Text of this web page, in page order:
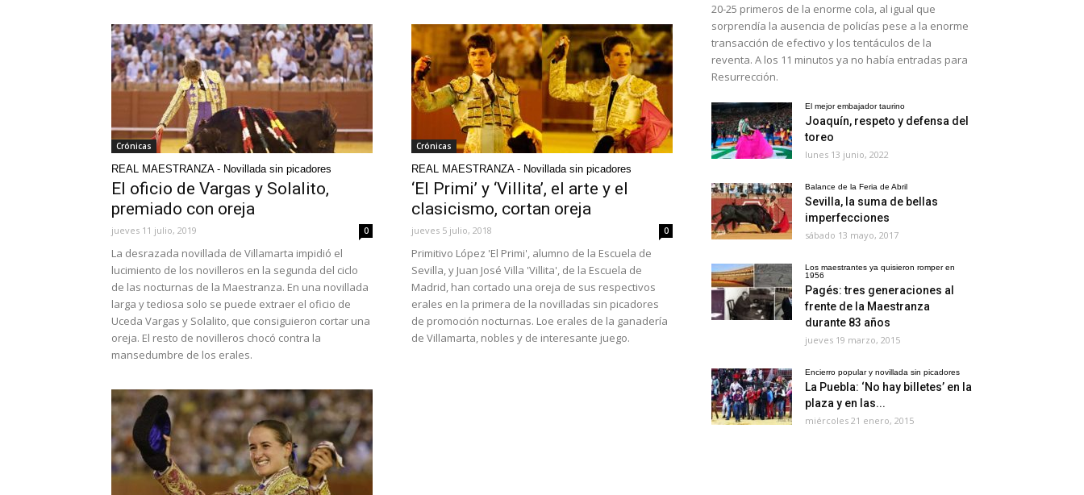
Crónicas
REAL MAESTRANZA - Novillada sin picadores
El oficio de Vargas y Solalito,
premiado con oreja
jueves 11 julio, 2019 0
La desrazada novillada de Villamarta impidió el
lucimiento de los novilleros en la segunda del ciclo
de las nocturnas de la Maestranza. En una novillada
larga y tediosa solo se puede extraer el oficio de
Uceda Vargas y Solalito, que consiguieron cortar una
oreja. El resto de novilleros chocó contra la
mansedumbre de los erales.
Crónicas
REAL MAESTRANZA - Novillada sin picadores
‘El Primi’ y ‘Villita’, el arte y el
clasicismo, cortan oreja
jueves 5 julio, 2018 0
Primitivo López 'El Primi', alumno de la Escuela de
Sevilla, y Juan José Villa 'Villita', de la Escuela de
Madrid, han cortado una oreja de sus respectivos
erales en la primera de la novilladas sin picadores
de promoción nocturnas. Loe erales de la ganadería
de Villamarta, nobles y de interesante juego.
20-25 primeros de la enorme cola, al igual que
sorprendía la ausencia de policías pese a la enorme
transacción de efectivo y los tentáculos de la
reventa. A los 11 minutos ya no había entradas para
Resurrección.
El mejor embajador taurino
Joaquín, respeto y defensa del
toreo
lunes 13 junio, 2022
Balance de la Feria de Abril
Sevilla, la suma de bellas
imperfecciones
sábado 13 mayo, 2017
Los maestrantes ya quisieron romper en
1956
Pagés: tres generaciones al
frente de la Maestranza
durante 83 años
jueves 19 marzo, 2015
Encierro popular y novillada sin picadores
La Puebla: ‘No hay billetes’ en la
plaza y en las...
miércoles 21 enero, 2015